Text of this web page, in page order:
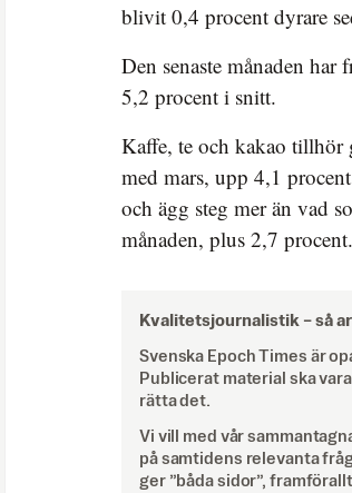
blivit 0,4 procent dyrare
Den senaste månaden
5,2 procent i snitt.
Kaffe, te och kakao tillhör
med mars, upp 4,1
och ägg steg mer än vad
månaden, plus 2,7 procent.
Kvalitetsjournalistik – så
Svenska Epoch Times är
Publicerat material ska
rätta det.
Vi vill med vår
på samtidens relevanta
ger ”båda sidor”,